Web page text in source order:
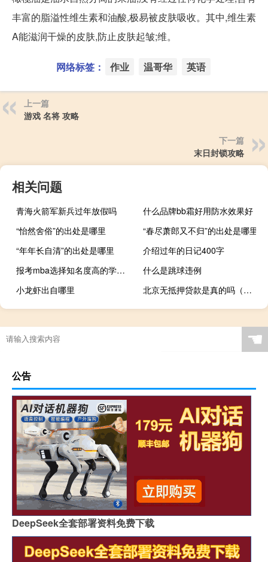
丰富的脂溢性维生素和油酸,极易被皮肤吸收。其中,维生素
A能滋润干燥的皮肤,防止皮肤起皱;维。
网络标签： 作业 温哥华 英语
上一篇
游戏 名将 攻略
下一篇
末日封锁攻略
相关问题
青海火箭军新兵过年放假吗
什么品牌bb霜好用防水效果好
“怡然舍俗”的出处是哪里
“春尽萧郎又不归”的出处是哪里
“年年长自清”的出处是哪里
介绍过年的日记400字
报考mba选择知名度高的学校会更难考吗
什么是跳球违例
小龙虾出自哪里
北京无抵押贷款是真的吗（北京小额贷款无抵押贷）
☚
公告
DeepSeek全套部署资料免费下载